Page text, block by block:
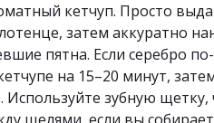
кетчуп. Просто
затем аккуратно
пятна. Если серебро
на 15–20 минут,
Используйте зубную щетку,